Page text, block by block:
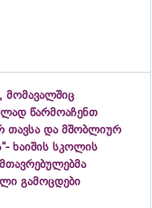
მომავალშიც
წარმოაჩენთ
თავსა და მშობლიურ
ხაიშის სკოლის
გამოცდები